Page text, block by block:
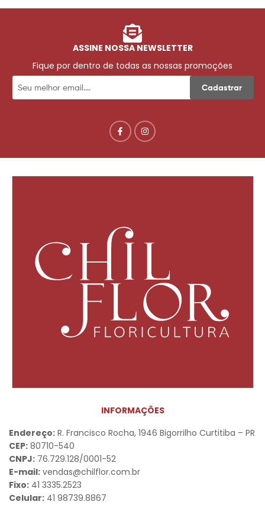
ASSINE NOSSA NEWSLETTER
Fique por dentro de todas as nossas promoções
Cadastrar
INFORMAÇÕES
Endereço: R. Francisco Rocha, 1946 Bigorrilho Curtitiba – PR
CEP: 80710-540
CNPJ: 76.729.128/0001-52
E-mail: vendas@chilflor.com.br
Fixo: 41 3335.2523
Celular: 41 98739.8867